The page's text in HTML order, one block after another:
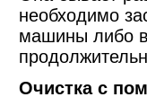
необходимо
машины либо в
Очистка с